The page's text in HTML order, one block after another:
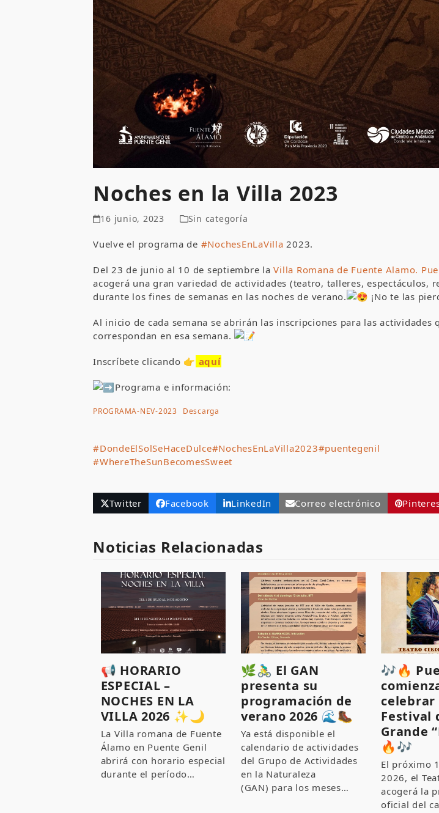
Noches en la Villa 2023
16 junio, 2023 Sin categoría
Vuelve el programa de #NochesEnLaVilla 2023.
Del 23 de junio al 10 de septiembre laVilla Romana de Fuente Alamo.
acogerá una gran variedad de actividades (teatro, talleres, espectáculos,
durante los fines de semanas en las noches de verano.
¡No te las
Al inicio de cada semana se abrirán las inscripciones para las actividades
correspondan en esa semana.
Inscríbete clicando 👉 aquí
Programa e información:
PROGRAMA-NEV-2023 Descarga
#DondeElSolSeHaceDulce#NochesEnLaVilla2023#puentegenil
#WhereTheSunBecomesSweet
Twitter Facebook LinkedIn Correo electrónico
Noticias Relacionadas
📢 HORARIO
ESPECIAL –
NOCHES EN LA
VILLA 2026 ✨🌙
La Villa romana de Fuente
Álamo en Puente Genil
abrirá con horario especial
durante el período…
🌿🚴‍♂️ El GAN
presenta su
programación de
verano 2026 🌊🥾
Ya está disponible el
calendario de actividades
del Grupo de Actividades
en la Naturaleza
(GAN) para los meses…
🎶🔥
celebrar
Festival
Grande
🔥🎶
El próximo
2026, el
acogerá la
oficial del